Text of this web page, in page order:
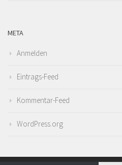
META
Anmelden
Eintrags-Feed
Kommentar-Feed
WordPress.org